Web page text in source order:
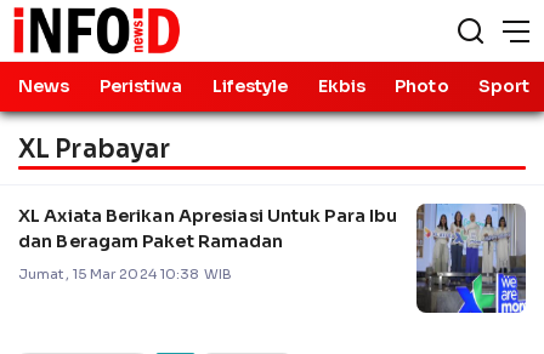
News Peristiwa Lifestyle Ekbis Photo Sport
XL Prabayar
XL Axiata Berikan Apresiasi Untuk Para Ibu
dan Beragam Paket Ramadan
Jumat, 15 Mar 2024 10:38 WIB